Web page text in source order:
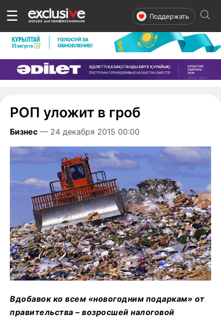
☰ Поддержать
РОП уложит в гроб
Бизнес — 24 декабря 2015 00:00
Вдобавок ко всем «новогодним подаркам» от
правительства – возросшей налоговой